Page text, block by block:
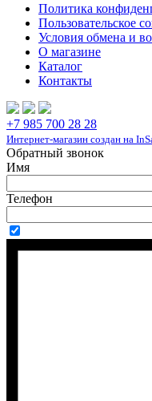
Политика
Пользовательское
Условия обмена и
О магазине
Каталог
Контакты
+7 985 700 28 28
Интернет-магазин создан на
Обратный звонок
Имя
Телефон